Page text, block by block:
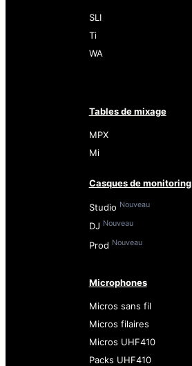
SLI
Ti
WA
Tables de mixage
MPX
Mi
Casques de monitoring
Studio Nouveau
DJ Nouveau
Prod Nouveau
Microphones
Micros sans fil
Micros filaires
Micros UHF410
Packs UHF410